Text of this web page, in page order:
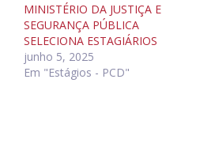
MINISTÉRIO DA JUSTIÇA E
SEGURANÇA PÚBLICA
SELECIONA ESTAGIÁRIOS
junho 5, 2025
Em "Estágios - PCD"